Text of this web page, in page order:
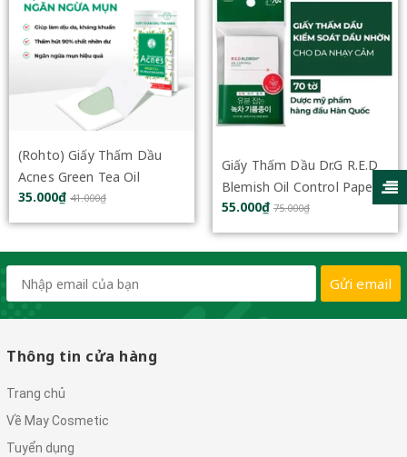
(Rohto) Giấy Thấm Dầu
Acnes Green Tea Oil
Remover Paper 100 Tờ
35.000₫ 41.000₫
Giấy Thấm Dầu Dr.G R.E.D
Blemish Oil Control Paper
70 Miếng
55.000₫ 75.000₫
Gửi email
Thông tin cửa hàng
Trang chủ
Về May Cosmetic
Tuyển dụng